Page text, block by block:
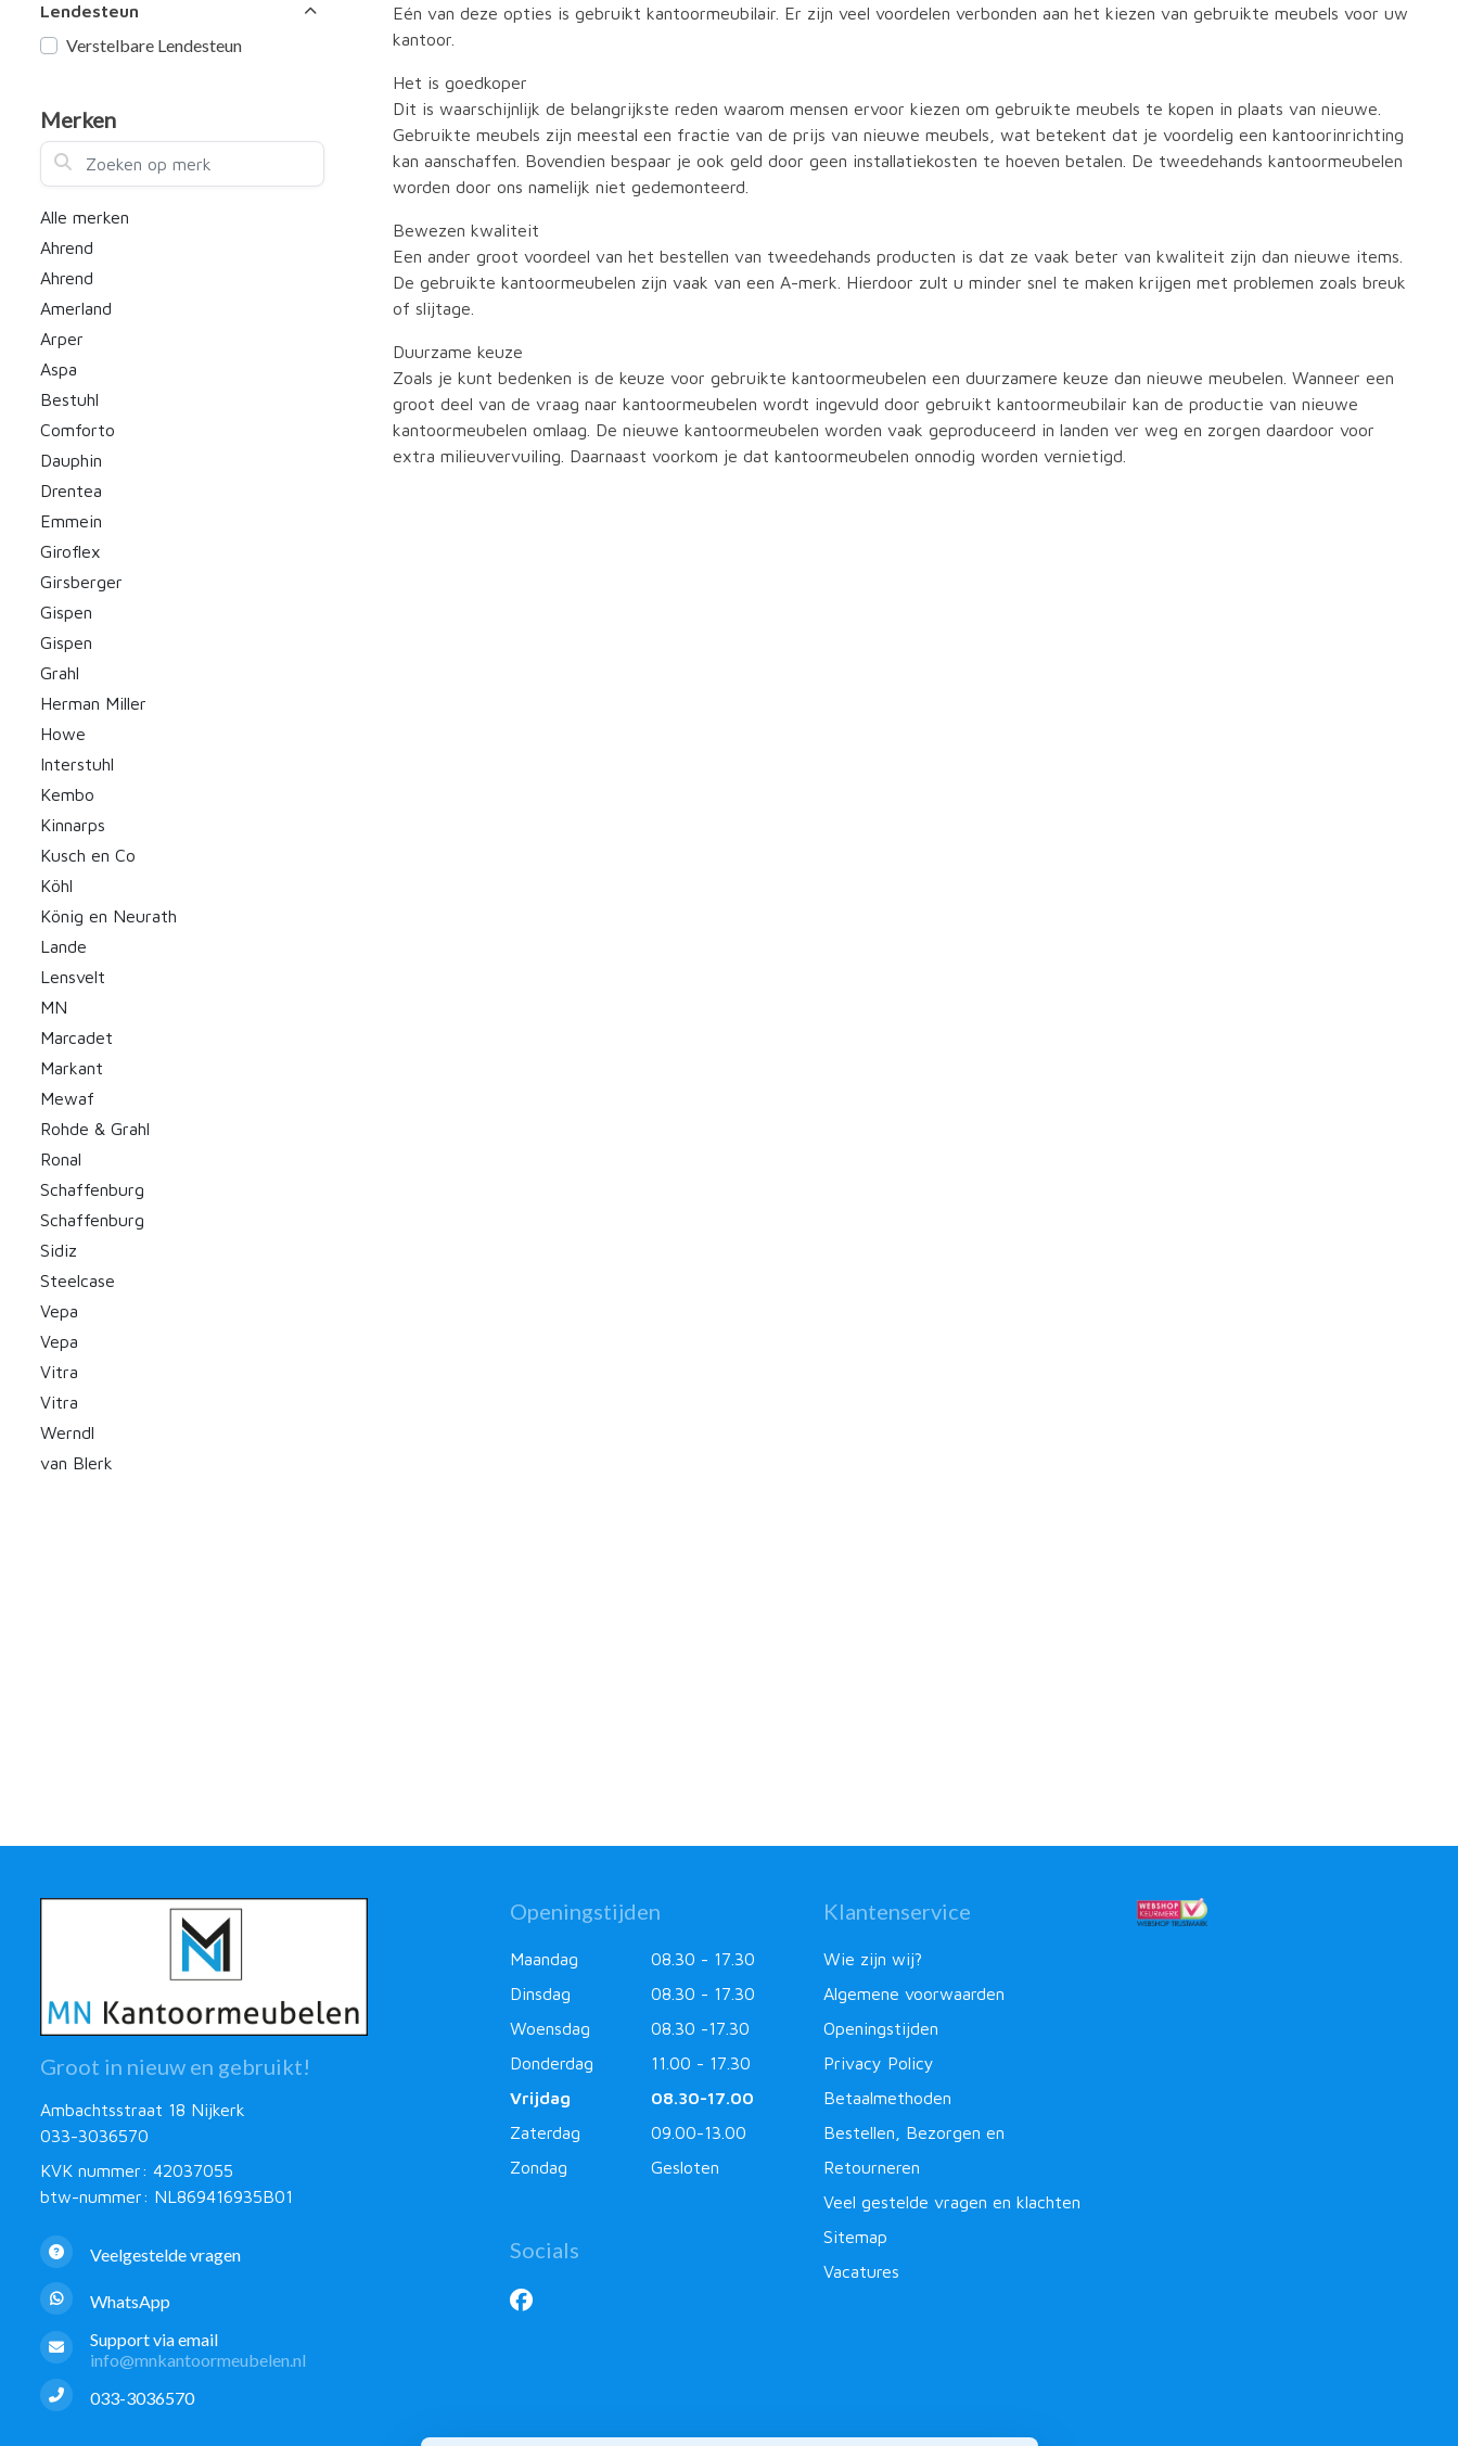
Lendesteun
Verstelbare Lendesteun
Merken
Zoeken op merk
Alle merken
Ahrend
Ahrend
Amerland
Arper
Aspa
Bestuhl
Comforto
Dauphin
Drentea
Emmein
Giroflex
Girsberger
Gispen
Gispen
Grahl
Herman Miller
Howe
Interstuhl
Kembo
Kinnarps
Kusch en Co
Köhl
König en Neurath
Lande
Lensvelt
MN
Marcadet
Markant
Mewaf
Rohde & Grahl
Ronal
Schaffenburg
Schaffenburg
Sidiz
Steelcase
Vepa
Vepa
Vitra
Vitra
Werndl
van Blerk
Eén van deze opties is gebruikt kantoormeubilair. Er zijn veel voordelen verbonden aan het kiezen van gebruikte meubels voor uw
kantoor.
Het is goedkoper
Dit is waarschijnlijk de belangrijkste reden waarom mensen ervoor kiezen om gebruikte meubels te kopen in plaats van nieuwe.
Gebruikte meubels zijn meestal een fractie van de prijs van nieuwe meubels, wat betekent dat je voordelig een kantoorinrichting
kan aanschaffen. Bovendien bespaar je ook geld door geen installatiekosten te hoeven betalen. De tweedehands kantoormeubelen
worden door ons namelijk niet gedemonteerd.
Bewezen kwaliteit
Een ander groot voordeel van het bestellen van tweedehands producten is dat ze vaak beter van kwaliteit zijn dan nieuwe items.
De gebruikte kantoormeubelen zijn vaak van een A-merk. Hierdoor zult u minder snel te maken krijgen met problemen zoals breuk
of slijtage.
Duurzame keuze
Zoals je kunt bedenken is de keuze voor gebruikte kantoormeubelen een duurzamere keuze dan nieuwe meubelen. Wanneer een
groot deel van de vraag naar kantoormeubelen wordt ingevuld door gebruikt kantoormeubilair kan de productie van nieuwe
kantoormeubelen omlaag. De nieuwe kantoormeubelen worden vaak geproduceerd in landen ver weg en zorgen daardoor voor
extra milieuvervuiling. Daarnaast voorkom je dat kantoormeubelen onnodig worden vernietigd.
Groot in nieuw en gebruikt!
Ambachtsstraat 18 Nijkerk
033-3036570
KVK nummer: 42037055
btw-nummer: NL869416935B01
Veelgestelde vragen
WhatsApp
Support via email
info@mnkantoormeubelen.nl
033-3036570
Openingstijden
Maandag
08.30 - 17.30
Dinsdag
08.30 - 17.30
Woensdag
08.30 -17.30
Donderdag
11.00 - 17.30
Vrijdag
08.30-17.00
Zaterdag
09.00-13.00
Zondag
Gesloten
Socials
Klantenservice
Wie zijn wij?
Algemene voorwaarden
Openingstijden
Privacy Policy
Betaalmethoden
Bestellen, Bezorgen en
Retourneren
Veel gestelde vragen en klachten
Sitemap
Vacatures